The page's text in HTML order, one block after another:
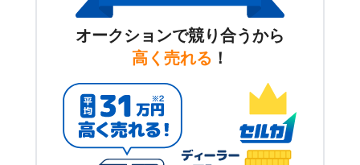
オークションで競り合うから
高く売れる ！